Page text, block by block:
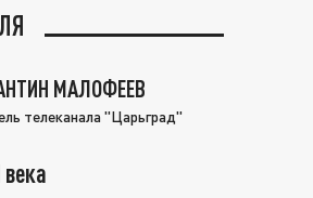
МАЛОФЕЕВ
телеканала "Царьград"